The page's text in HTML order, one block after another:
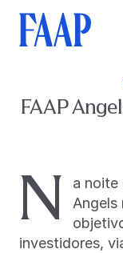
FAAP
N
a noite
Angels
investidores,